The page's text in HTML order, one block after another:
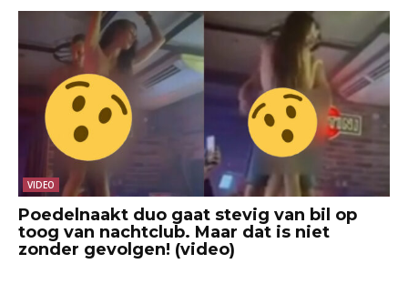
VIDEO
Poedelnaakt duo gaat stevig van bil op
toog van nachtclub. Maar dat is niet
zonder gevolgen! (video)